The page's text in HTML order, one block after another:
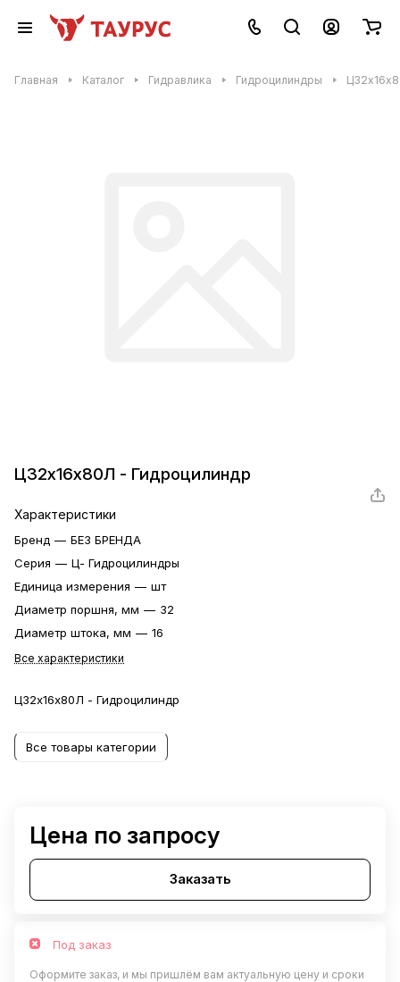
Главная Каталог Гидравлика Гидроцилиндры
Ц32х16х80Л - Гидроцилиндр
Характеристики
Бренд — БЕЗ БРЕНДА
Серия — Ц- Гидроцилиндры
Единица измерения — шт
Диаметр поршня, мм — 32
Диаметр штока, мм — 16
Все характеристики
Ц32х16х80Л - Гидроцилиндр
Все товары категории
Цена по запросу
Заказать
Под заказ
Оформите заказ, и мы пришлём вам актуальную цену и сроки